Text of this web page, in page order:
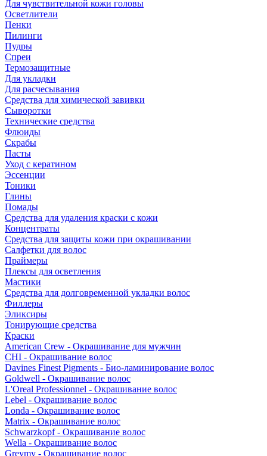
Для чувствительной кожи головы
Осветлители
Пенки
Пилинги
Пудры
Спреи
Термозащитные
Для укладки
Для расчесывания
Средства для химической завивки
Сыворотки
Технические средства
Флюиды
Скрабы
Пасты
Уход с кератином
Эссенции
Тоники
Глины
Помады
Средства для удаления краски с кожи
Концентраты
Средства для защиты кожи при окрашивании
Салфетки для волос
Праймеры
Плексы для осветления
Мастики
Средства для долговременной укладки волос
Филлеры
Эликсиры
Тонирующие средства
Краски
American Crew - Окрашивание для мужчин
CHI - Окрашивание волос
Davines Finest Pigments - Био-ламинирование волос
Goldwell - Окрашивание волос
L'Oreal Professionnel - Окрашивание волос
Lebel - Окрашивание волос
Londa - Окрашивание волос
Matrix - Окрашивание волос
Schwarzkopf - Окрашивание волос
Wella - Окрашивание волос
Greymy - Окрашивание волос